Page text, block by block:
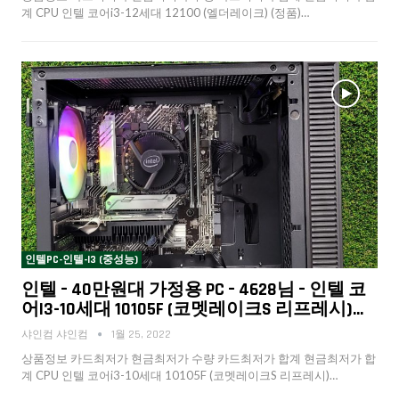
계 CPU 인텔 코어i3-12세대 12100 (엘더레이크) (정품)…
인텔PC-인텔-I3 (중성능)
인텔 – 40만원대 가정용 PC – 4628님 – 인텔 코
어i3-10세대 10105F (코멧레이크S 리프레시)…
샤인컴 샤인컴 1월 25, 2022
상품정보 카드최저가 현금최저가 수량 카드최저가 합계 현금최저가 합
계 CPU 인텔 코어i3-10세대 10105F (코멧레이크S 리프레시)…